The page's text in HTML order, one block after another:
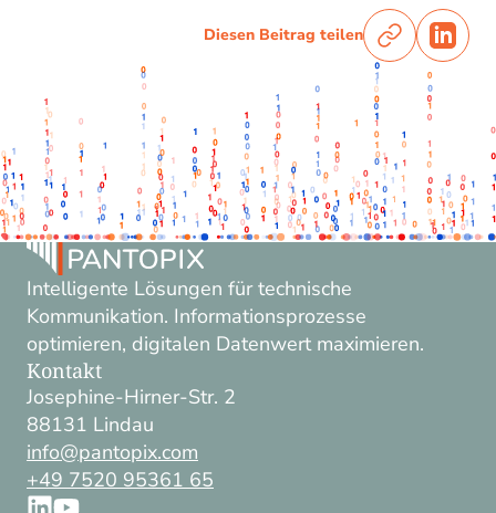
Diesen Beitrag teilen
Intelligente Lösungen für technische
Kommunikation. Informationsprozesse
optimieren, digitalen Datenwert maximieren.
Kontakt
Josephine-Hirner-Str. 2
88131 Lindau
info@pantopix.com
+49 7520 95361 65